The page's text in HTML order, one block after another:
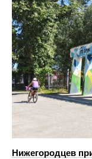
Нижегородцев